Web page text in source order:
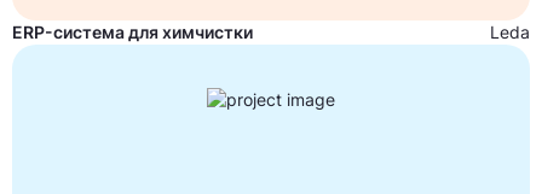
ERP-система для химчистки Leda